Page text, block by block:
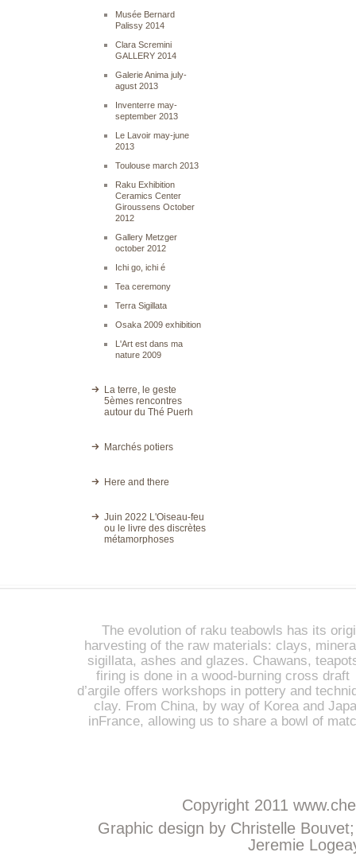
Musée Bernard
Palissy 2014
Clara Scremini
GALLERY 2014
Galerie Anima july-
agust 2013
Inventerre may-
september 2013
Le Lavoir may-june
2013
Toulouse march 2013
Raku Exhibition
Ceramics Center
Giroussens October
2012
Gallery Metzger
october 2012
Ichi go, ichi é
Tea ceremony
Terra Sigillata
Osaka 2009 exhibition
L'Art est dans ma
nature 2009
La terre, le geste
5èmes rencontres
autour du Thé Puerh
Marchés potiers
Here and there
Juin 2022 L'Oiseau-feu
ou le livre des discrètes
métamorphoses
The evolution of raku teabowls has its
harvesting of the raw materials: clays,
sigillata, ashes and glazes. Chawans,
firing is done in a wood-burning cross
d’argile offers workshops in pottery and
clay. From China, by way of Korea and
inFrance, allowing us to share a bowl of
Copyright 2011
Graphic design by Christelle
Jeremie